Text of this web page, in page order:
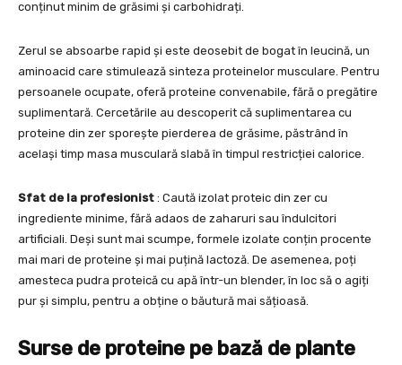
conținut minim de grăsimi și carbohidrați.
Zerul se absoarbe rapid și este deosebit de bogat în leucină, un
aminoacid care stimulează sinteza proteinelor musculare. Pentru
persoanele ocupate, oferă proteine convenabile, fără o pregătire
suplimentară. Cercetările au descoperit că suplimentarea cu
proteine din zer sporește pierderea de grăsime, păstrând în
același timp masa musculară slabă în timpul restricției calorice.
Sfat de la profesionist : Caută izolat proteic din zer cu
ingrediente minime, fără adaos de zaharuri sau îndulcitori
artificiali. Deși sunt mai scumpe, formele izolate conțin procente
mai mari de proteine și mai puțină lactoză. De asemenea, poți
amesteca pudra proteică cu apă într-un blender, în loc să o agiți
pur și simplu, pentru a obține o băutură mai sățioasă.
Surse de proteine pe bază de plante